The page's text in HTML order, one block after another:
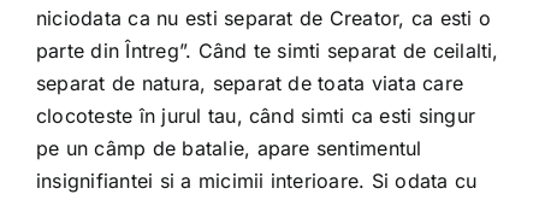
niciodata ca nu esti separat de Creator, ca esti o
parte din Întreg”. Când te simti separat de ceilalti,
separat de natura, separat de toata viata care
clocoteste în jurul tau, când simti ca esti singur
pe un câmp de batalie, apare sentimentul
insignifiantei si a micimii interioare. Si odata cu